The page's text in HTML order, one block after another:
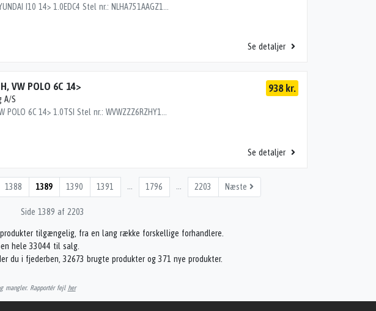
Se detaljer
H, VW POLO 6C 14>
A/S
FJEDERBEN FOR H, VW POLO 6C 14> 1.0TSI Stel nr.: WVWZZZ6RZHY171810 Årgang: 2017 Del nr.: HD76045 Dito nr.: 95783602 Stamkort nr.: P0313 6C0413031AH 92000 km
938 kr.
Se detaljer
1388 1389 1390 1391 1796 2203 Næste
Side 1389 af 2203
tilgængelig, fra en lang række forskellige forhandlere.
hele 33044 til salg.
du i fjederben, 32673 brugte produkter og 371 nye produkter.
mangler. Rapportér fejl her